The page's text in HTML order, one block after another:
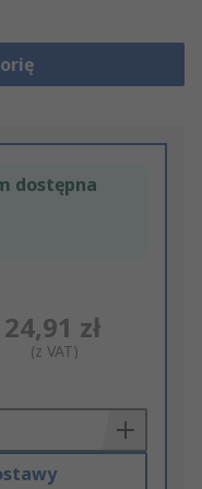
dostępna
24,91 zł
(z VAT)